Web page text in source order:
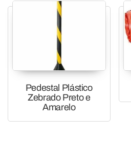
Pedestal Plástico
Zebrado Preto e
Amarelo